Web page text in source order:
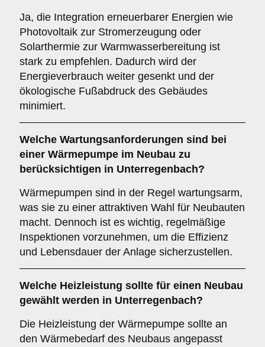
Ja, die Integration erneuerbarer Energien wie
Photovoltaik zur Stromerzeugung oder
Solarthermie zur Warmwasserbereitung ist
stark zu empfehlen. Dadurch wird der
Energieverbrauch weiter gesenkt und der
ökologische Fußabdruck des Gebäudes
minimiert.
Welche Wartungsanforderungen sind bei
einer Wärmepumpe im Neubau zu
berücksichtigen in Unterregenbach?
Wärmepumpen sind in der Regel wartungsarm,
was sie zu einer attraktiven Wahl für Neubauten
macht. Dennoch ist es wichtig, regelmäßige
Inspektionen vorzunehmen, um die Effizienz
und Lebensdauer der Anlage sicherzustellen.
Welche Heizleistung sollte für einen Neubau
gewählt werden in Unterregenbach?
Die Heizleistung der Wärmepumpe sollte an
den Wärmebedarf des Neubaus angepasst